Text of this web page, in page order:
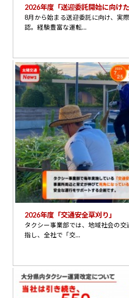
2026年度「送迎委託開始に向けた
8月から始まる送迎委託に向け、実
認。経験豊富な運転…
2026年度「交通安全草刈り」
タクシー事業部では、地域社会の交
指し、全社で「交…